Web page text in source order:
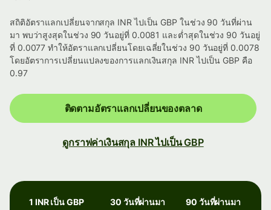
สถิติอัตราแลกเปลี่ยนจากสกุล INR ไปเป็น GBP ในช่วง 90 วันที่ผ่าน
มา พบว่าสูงสุดในช่วง 90 วันอยู่ที่ 0.0081 และต่ำสุดในช่วง 90 วันอยู่
ที่ 0.0077 ทำให้อัตราแลกเปลี่ยนโดยเฉลี่ยในช่วง 90 วันอยู่ที่ 0.0078
โดยอัตราการเปลี่ยนแปลงของการแลกเงินสกุล INR ไปเป็น GBP คือ
0.97
ติดตามอัตราแลกเปลี่ยนของตลาด
ดูกราฟค่าเงินสกุล INR ไปเป็น GBP
1 INR เป็น GBP 30 วันที่ผ่านมา 90 วันที่ผ่านมา